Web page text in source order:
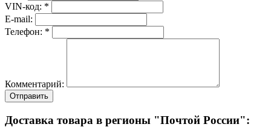
VIN-код: *
E-mail:
Телефон: *
Комментарий:
Отправить
Доставка товара в регионы "Почтой России":